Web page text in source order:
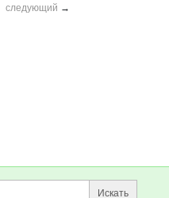
следующий →
Поиск по сайту и
Искать